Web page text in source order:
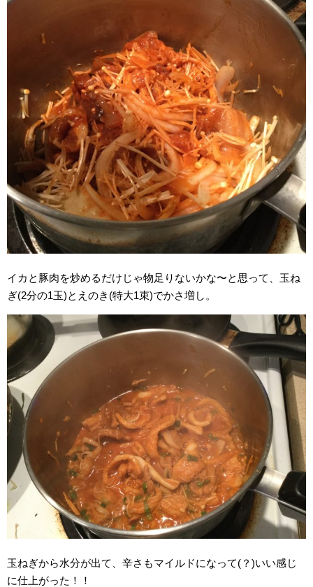
イカと豚肉を炒めるだけじゃ物足りないかな〜と思って、玉ね
ぎ(2分の1玉)とえのき(特大1束)でかさ増し。
玉ねぎから水分が出て、辛さもマイルドになって(？)いい感じ
に仕上がった！！